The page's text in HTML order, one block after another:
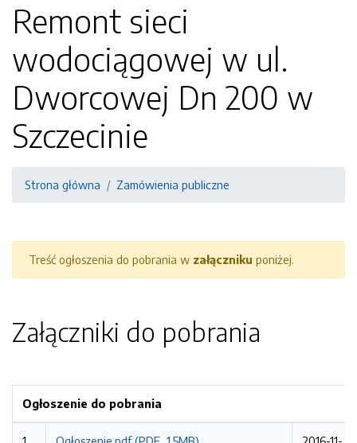
Remont sieci
wodociągowej w ul.
Dworcowej Dn 200 w
Szczecinie
Strona główna Zamówienia publiczne
Treść ogłoszenia do pobrania w załączniku poniżej.
Załączniki do pobrania
Ogłoszenie do pobrania